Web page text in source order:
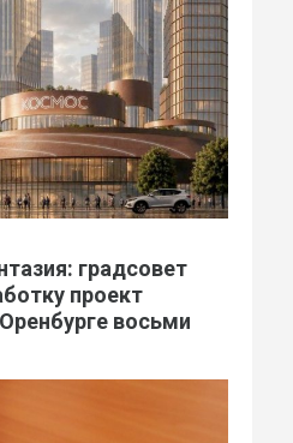
градсовет
проект
восьми